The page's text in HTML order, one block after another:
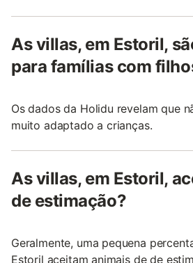
As villas, em Estoril,
para famílias com
Os dados da Holidu revelam que
muito adaptado a crianças.
As villas, em Estoril,
de estimação?
Geralmente, uma pequena
Estoril aceitam animais de de